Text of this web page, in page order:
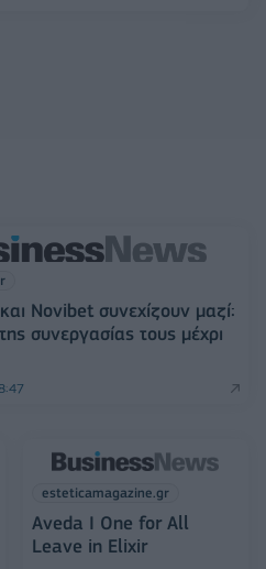
Novibet συνεχίζουν μαζί:
συνεργασίας τους μέχρι
esteticamagazine.gr
Aveda I One for All
Leave in Elixir